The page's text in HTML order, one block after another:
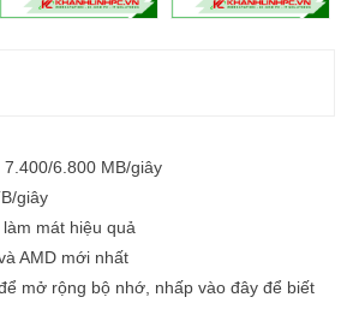
6.800 MB/giây
giây
mát hiệu quả
AMD mới nhất
mở rộng bộ nhớ, nhấp vào đây để biết